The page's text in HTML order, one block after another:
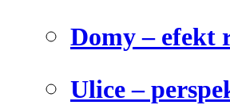
Domy – efekt
Ulice –